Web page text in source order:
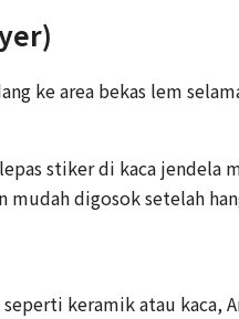
ke area bekas lem
stiker di kaca jendela
mudah digosok setelah
keramik atau kaca,